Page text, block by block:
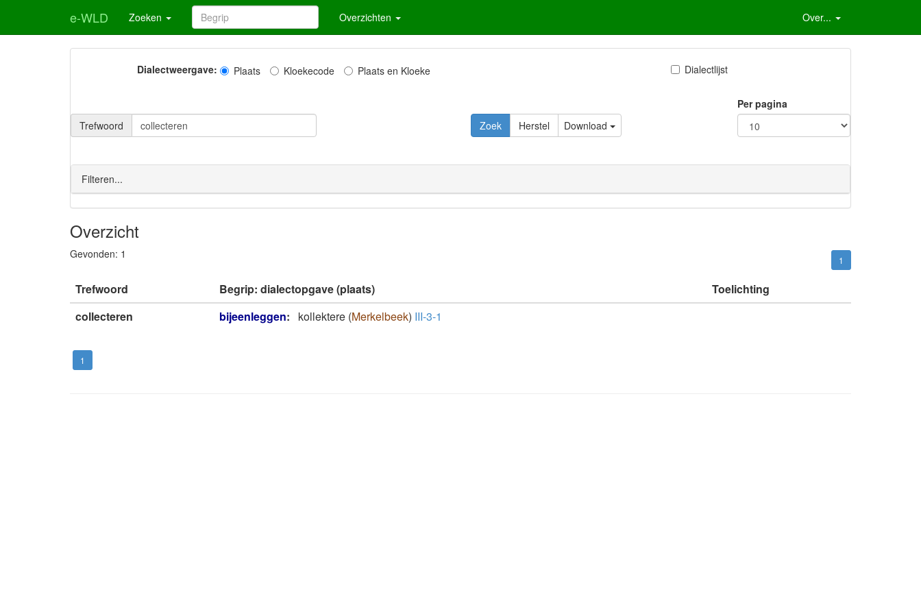
e-WLD Zoeken Overzichten Over...
Dialectweergave: Plaats Kloekecode Plaats en Kloeke Dialectlijst
Trefwoord Download
Per pagina
Filteren...
Overzicht
Gevonden: 1 1
Trefwoord Begrip: dialectopgave (plaats)
Toelichting
collecteren
bijeenleggen: kollektere (Merkelbeek) III-3-1
1